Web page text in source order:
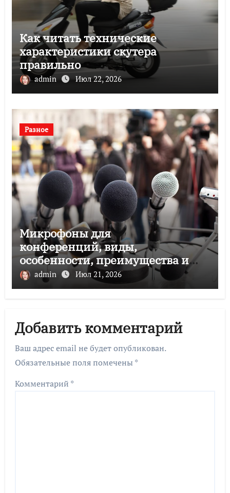
Как читать технические
характеристики скутера
правильно
admin Июл 22, 2026
Разное
Микрофоны для
конференций, виды,
особенности, преимущества и
советы по выбору
admin Июл 21, 2026
Добавить комментарий
Ваш адрес email не будет опубликован.
Обязательные поля помечены *
Комментарий *